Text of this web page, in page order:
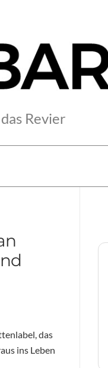
Revier
das
ins Leben